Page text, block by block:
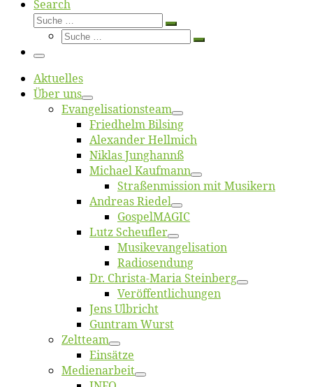
Search
Suche
Suche
Suche
Suche
Menü
Ak­tu­el­les
Über uns
Evangelisa­tions­team
Fried­helm Bilsing
Alex­an­der Hellmich
Ni­klas Junghannß
Mi­cha­el Kaufmann
Straßenmis­sion mit Musikern
An­dre­as Riedel
Gos­pel­MA­GIC
Lutz Scheuf­ler
Musikevan­ge­li­sa­tion
Ra­dio­sen­dung
Dr. Chris­­ta-Ma­ria Steinberg
Ver­öf­fent­li­chun­gen
Jens Ulb­richt
Gun­tram Wurst
Zelt­team
Ein­sät­ze
Me­di­en­ar­beit